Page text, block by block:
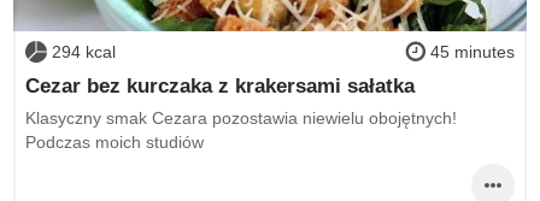
294 kcal 45 minutes
Cezar bez kurczaka z krakersami sałatka
Klasyczny smak Cezara pozostawia niewielu obojętnych!
Podczas moich studiów